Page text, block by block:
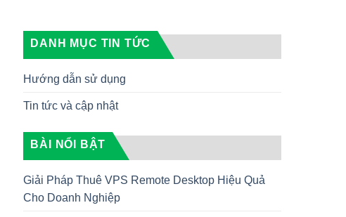
DANH MỤC TIN TỨC
Hướng dẫn sử dụng
Tin tức và cập nhật
BÀI NỔI BẬT
Giải Pháp Thuê VPS Remote Desktop Hiệu Quả
Cho Doanh Nghiệp